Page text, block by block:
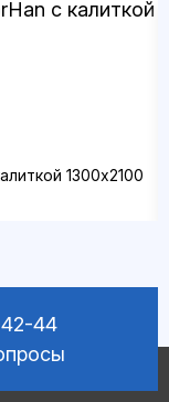
1300х2100
44